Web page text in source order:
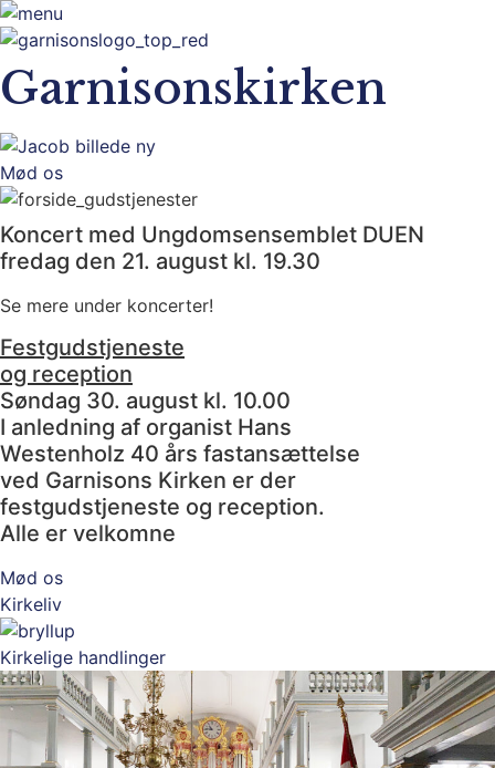
Garnisonskirken
Mød os
Koncert med Ungdomsensemblet DUEN
fredag den 21. august kl. 19.30
Se mere under koncerter!
Festgudstjeneste
og reception
Søndag 30. august kl. 10.00
I anledning af organist Hans
Westenholz 40 års fastansættelse
ved Garnisons Kirken er der
festgudstjeneste og reception.
Alle er velkomne
Mød os
Kirkeliv
Kirkelige handlinger